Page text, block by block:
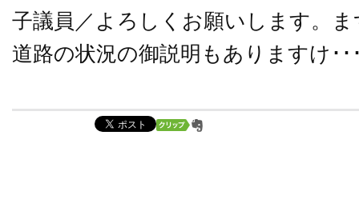
子議員／よろしくお願いします。
道路の状況の御説明もありますけ･･